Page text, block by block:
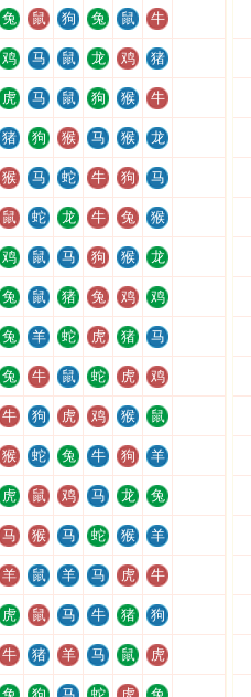
兔 鼠 狗 兔 鼠 牛
鸡 马 鼠 龙 鸡 猪
虎 马 鼠 狗 猴 牛
猪 狗 猴 马 猴 龙
猴 马 蛇 牛 狗 马
鼠 蛇 龙 牛 兔 猴
鸡 鼠 马 狗 猴 龙
兔 鼠 猪 兔 鸡 鸡
兔 羊 蛇 虎 猪 马
兔 牛 鼠 蛇 虎 鸡
牛 狗 虎 鸡 猴 鼠
猴 蛇 兔 牛 狗 羊
虎 鼠 鸡 马 龙 兔
马 猴 马 蛇 猴 羊
羊 鼠 羊 马 虎 牛
虎 鼠 马 牛 猪 狗
牛 猪 羊 马 鼠 虎